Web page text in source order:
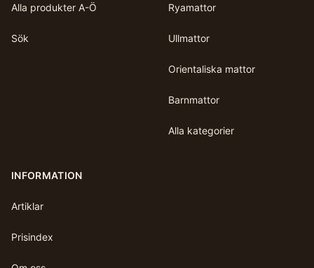
Alla produkter A-Ö
Sök
Ryamattor
Ullmattor
Orientaliska mattor
Barnmattor
Alla kategorier
INFORMATION
Artiklar
Prisindex